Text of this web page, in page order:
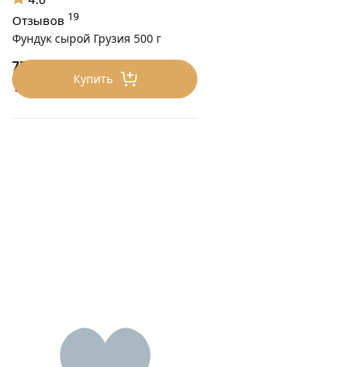
Купить
750₽/0.5 кг
1500 ₽/кг
Фундук сырой Грузия 500 г
Отзывов 19